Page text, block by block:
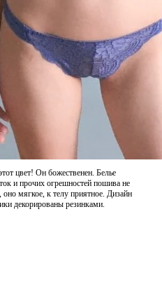
цвет! Он божественен. Белье
и прочих огрешностей пошива не
мягкое, к телу приятное. Дизайн
декорированы резинками.